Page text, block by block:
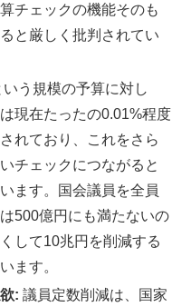
チェックの機能そのも
と厳しく批判されてい
う規模の予算に対し
現在たったの0.01%程度
れており、これをさら
チェックにつながると
ます。国会議員を全員
500億円にも満たないの
して10兆円を削減する
ます。
: 議員定数削減は、国家